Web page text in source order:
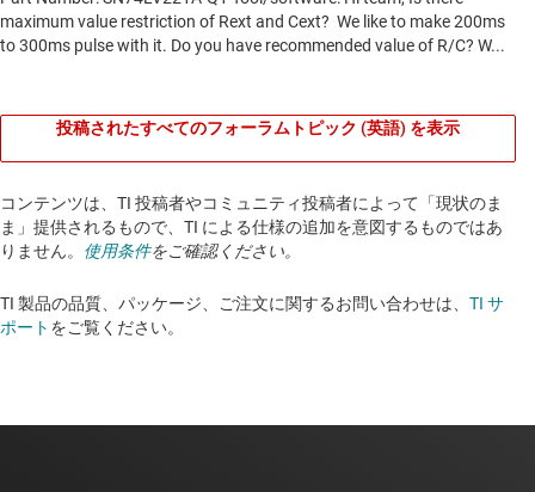
投稿されたすべてのフォーラムトピック (英語) を表示
コンテンツは、TI 投稿者やコミュニティ投稿者によって「現状のま
ま」提供されるもので、TI による仕様の追加を意図するものではあ
りません。 使用条件をご確認ください。
TI 製品の品質、パッケージ、ご注文に関するお問い合わせは、 TI サ
ポート をご覧ください。​​​​​​​​​​​​​​